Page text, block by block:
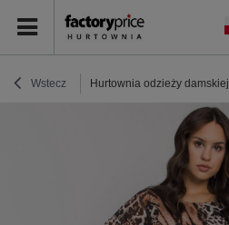
Wstecz Hurtownia odzieży damskiej